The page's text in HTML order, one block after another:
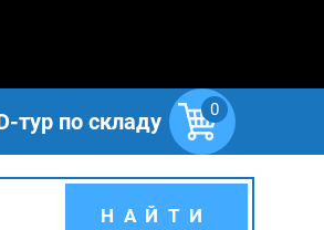
тур по складу 0
НАЙТИ